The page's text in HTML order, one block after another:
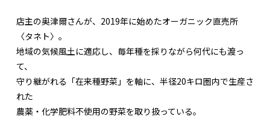
店主の奥津爾さんが、2019年に始めたオーガニック直売所
〈タネト〉。
地域の気候風土に適応し、毎年種を採りながら何代にも渡っ
て、
守り継がれる「在来種野菜」を軸に、半径20キロ圏内で生産さ
れた
農薬・化学肥料不使用の野菜を取り扱っている。